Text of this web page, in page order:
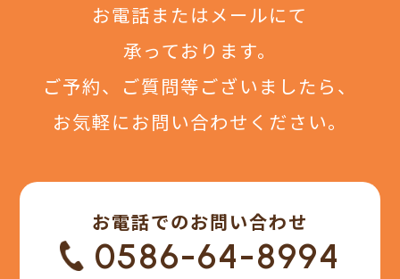
お電話またはメールにて
承っております。
ご予約、ご質問等ございましたら、
お気軽にお問い合わせください。
お電話でのお問い合わせ
0586-64-8994